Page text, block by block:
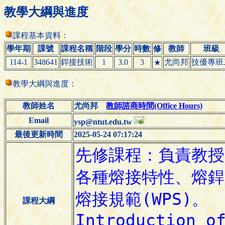
教學大綱與進度
課程基本資料：
學年期
課號 課程名稱 階段 學分 時數 修 教師
班級
114-1
348641 銲接技術 1 3.0 3 ★ 尤尚邦 技優專班
教學大綱與進度：
教師姓名 尤尚邦教師諮商時間(Office Hours)
Email
ysp@ntut.edu.tw
最後更新時間
2025-05-24 07:17:24
課程大綱